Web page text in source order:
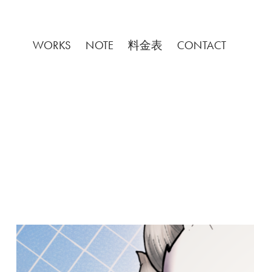
WORKS NOTE 料金表 CONTACT